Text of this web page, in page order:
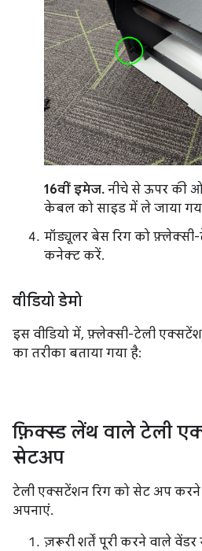
16वीं इमेज. नीचे से ऊपर की
केबल को साइड में ले जाया
मॉड्यूलर बेस रिग को
कनेक्ट करें.
वीडियो डेमो
इस वीडियो में, फ़्लेक्सी-टेली
का तरीका बताया गया है:
फ़िक्स्ड लेंथ वाले टेली
सेटअप
टेली एक्सटेंशन रिग को सेट अप
अपनाएं.
ज़रूरी शर्तें पूरी करने वाले